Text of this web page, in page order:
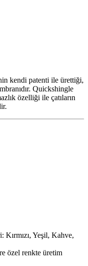
kendi patenti ile ürettiği,
Quickshingle
özelliği ile çatıların
Yeşil, Kahve,
özel renkte üretim